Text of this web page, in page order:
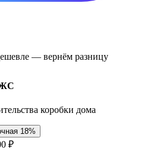
— вернём разницу
коробки дома
18%
₽